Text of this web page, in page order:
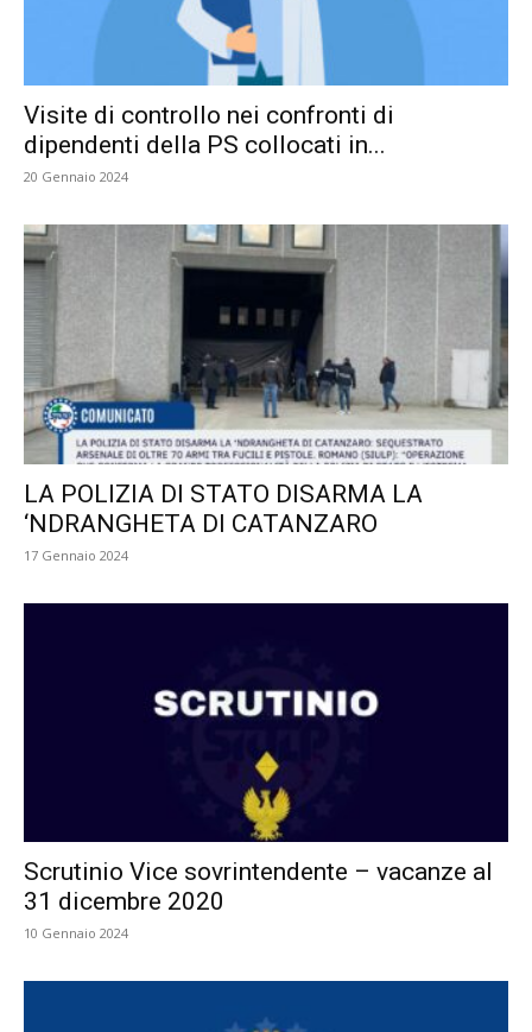
Visite di controllo nei confronti di
dipendenti della PS collocati in...
20 Gennaio 2024
LA POLIZIA DI STATO DISARMA LA
‘NDRANGHETA DI CATANZARO
17 Gennaio 2024
Scrutinio Vice sovrintendente – vacanze al
31 dicembre 2020
10 Gennaio 2024